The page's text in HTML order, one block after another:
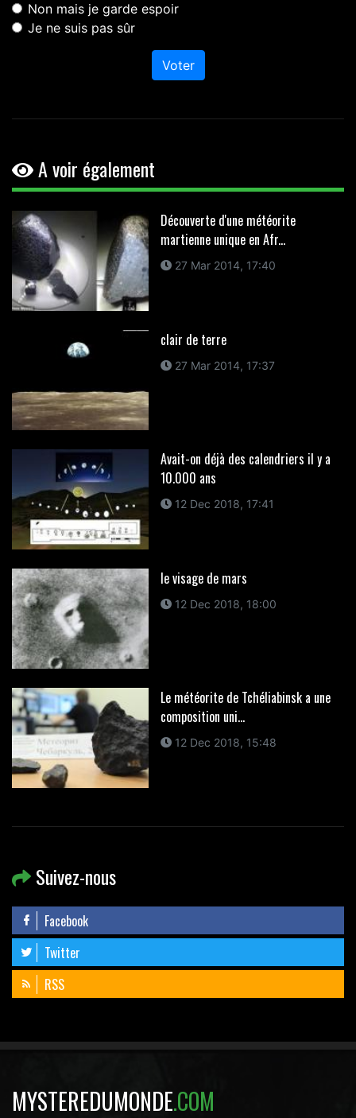
Non mais je garde espoir
Je ne suis pas sûr
Voter
A voir également
Découverte d'une météorite
martienne unique en Afr...
27 Mar 2014, 17:40
clair de terre
27 Mar 2014, 17:37
Avait-on déjà des calendriers il y a
10.000 ans
12 Dec 2018, 17:41
le visage de mars
12 Dec 2018, 18:00
Le météorite de Tchéliabinsk a une
composition uni...
12 Dec 2018, 15:48
Suivez-nous
Facebook
Twitter
RSS
MYSTEREDUMONDE.COM